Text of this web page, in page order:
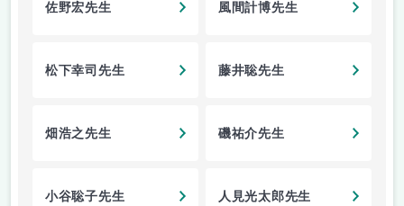
佐野宏先生 風間計博先生
松下幸司先生 藤井聡先生
畑浩之先生 磯祐介先生
小谷聡子先生 人見光太郎先生